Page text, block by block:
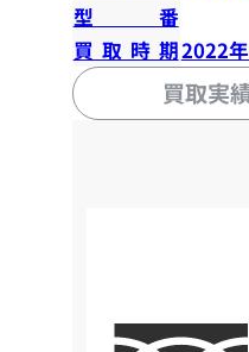
型番
買取時期2022
買取実